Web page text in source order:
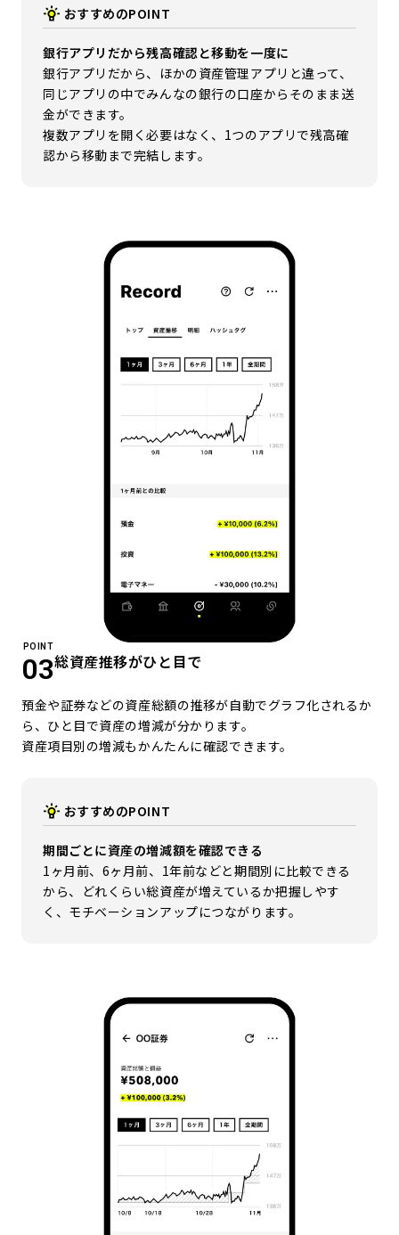
おすすめのPOINT
銀行アプリだから残高確認と移動を一度に
銀行アプリだから、ほかの資産管理アプリと違って、
同じアプリの中でみんなの銀行の口座からそのまま送
金ができます。
複数アプリを開く必要はなく、1つのアプリで残高確
認から移動まで完結します。
POINT
03総資産推移がひと目で
預金や証券などの資産総額の推移が自動でグラフ化されるか
ら、ひと目で資産の増減が分かります。
資産項目別の増減もかんたんに確認できます。
おすすめのPOINT
期間ごとに資産の増減額を確認できる
1ヶ月前、6ヶ月前、1年前などと期間別に比較できる
から、どれくらい総資産が増えているか把握しやす
く、モチベーションアップにつながります。